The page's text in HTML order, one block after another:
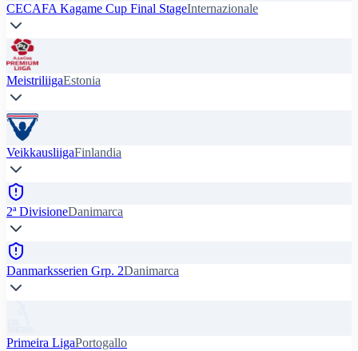
CECAFA Kagame Cup Final StageInternazionale
MeistriliigaEstonia
VeikkausliigaFinlandia
2ª DivisioneDanimarca
Danmarksserien Grp. 2Danimarca
Primeira LigaPortogallo